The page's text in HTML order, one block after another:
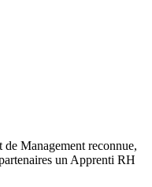
Management reconnue,
un Apprenti RH